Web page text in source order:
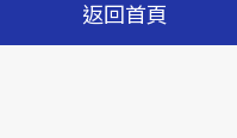
返回首頁